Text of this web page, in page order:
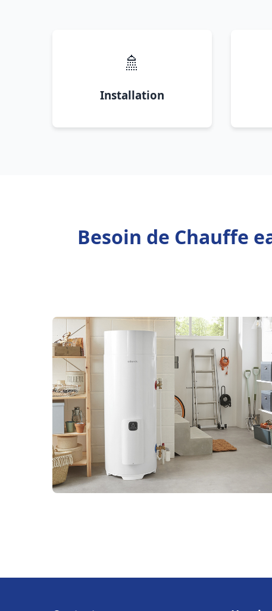
🚿
Installation
Besoin de Chauffe